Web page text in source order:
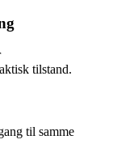
tilstand.
til samme